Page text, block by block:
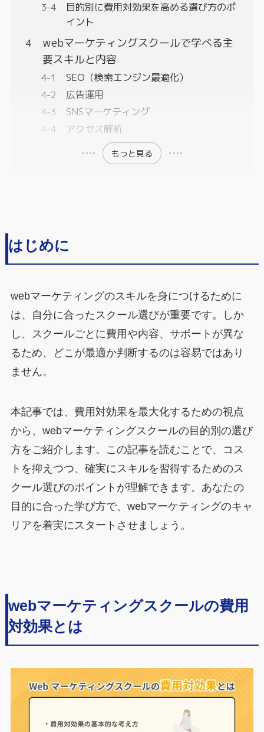
目的別に費用対効果を高める選び方のポ
イント
webマーケティングスクールで学べる主
要スキルと内容
SEO（検索エンジン最適化）
広告運用
SNSマーケティング
アクセス解析
もっと見る
はじめに
webマーケティングのスキルを身につけるために
は、自分に合ったスクール選びが重要です。しか
し、スクールごとに費用や内容、サポートが異な
るため、どこが最適か判断するのは容易ではあり
ません。
本記事では、費用対効果を最大化するための視点
から、webマーケティングスクールの目的別の選び
方をご紹介します。この記事を読むことで、コス
トを抑えつつ、確実にスキルを習得するためのス
クール選びのポイントが理解できます。あなたの
目的に合った学び方で、webマーケティングのキャ
リアを着実にスタートさせましょう。
webマーケティングスクールの費用
対効果とは